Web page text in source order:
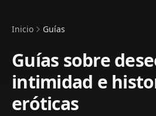
Inicio Guías
Guías sobre
intimidad e
eróticas